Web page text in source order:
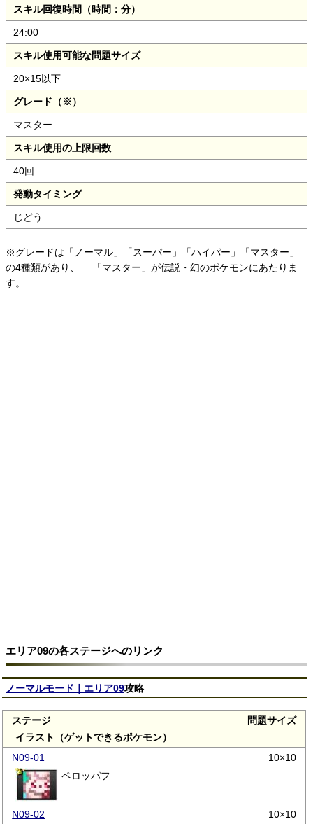
スキル回復時間（時間：分）
24:00
スキル使用可能な問題サイズ
20×15以下
グレード（※）
マスター
スキル使用の上限回数
40回
発動タイミング
じどう
※グレードは「ノーマル」「スーパー」「ハイパー」「マスター」
の4種類があり、
「マスター」が伝説・幻のポケモンにあたりま
す。
エリア09の各ステージへのリンク
ノーマルモード｜エリア09攻略
ステージ
問題サイズ
イラスト（ゲットできるポケモン）
N09-01
10×10
ペロッパフ
N09-02
10×10